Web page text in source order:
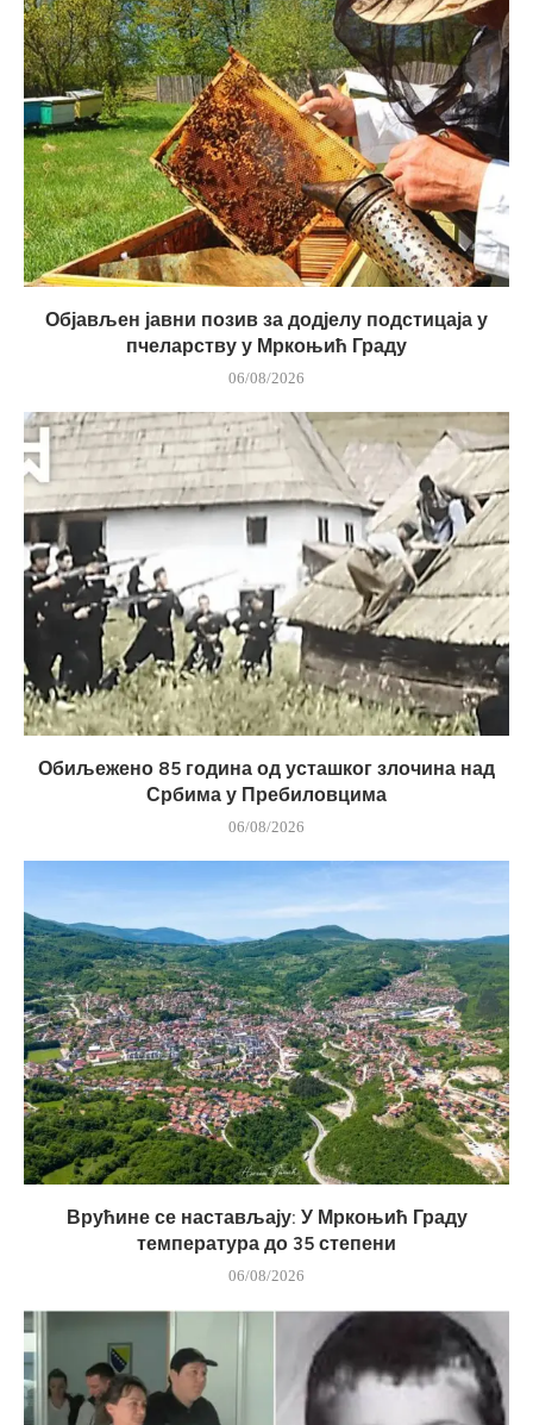
Објављен јавни позив за додјелу подстицаја у
пчеларству у Мркоњић Граду
06/08/2026
Обиљежено 85 година од усташког злочина над
Србима у Пребиловцима
06/08/2026
Врућине се настављају: У Мркоњић Граду
температура до 35 степени
06/08/2026